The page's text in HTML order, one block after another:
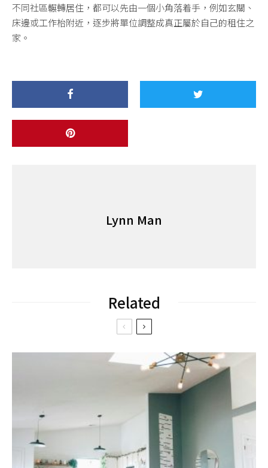
不同社區輾轉居住，都可以先由一個小角落着手，例如玄關、
床邊或工作枱附近，逐步將單位調整成真正屬於自己的租住之
家。
Lynn Man
Related